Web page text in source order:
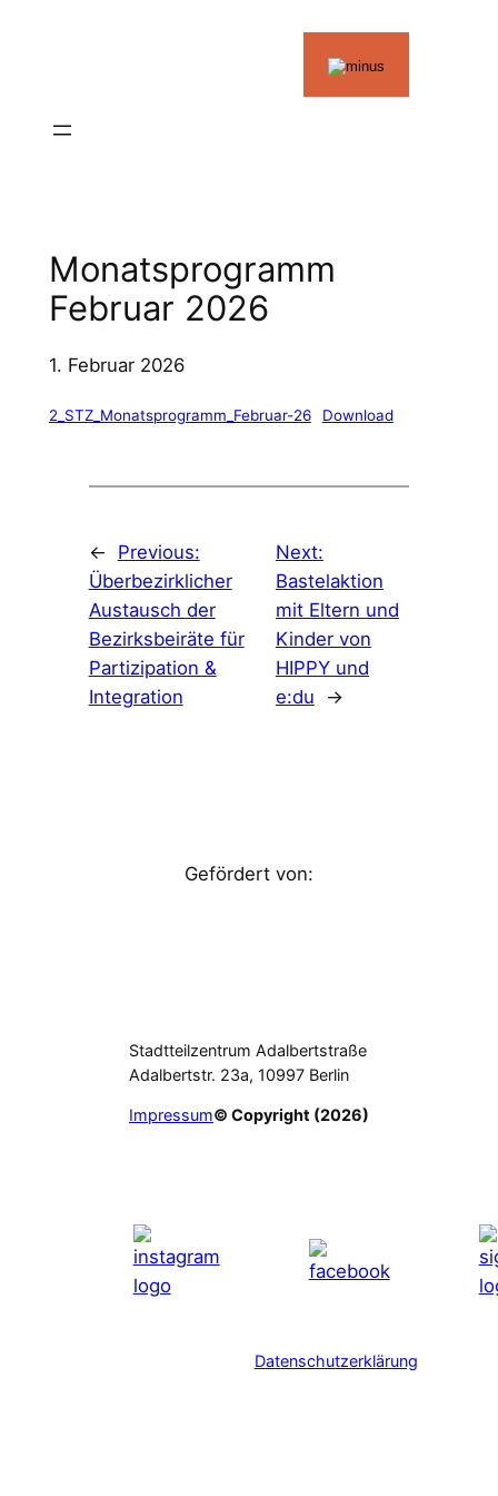
Monatsprogramm
Februar 2026
1. Februar 2026
2_STZ_Monatsprogramm_Februar-26 Download
←
Previous:
Überbezirklicher
Austausch der
Bezirksbeiräte für
Partizipation &
Integration
Next:
Bastelaktion
mit Eltern und
Kinder von
HIPPY und
e:du
→
Gefördert von:
Stadtteilzentrum Adalbertstraße
Adalbertstr. 23a, 10997 Berlin
Impressum© Copyright (2026)
Datenschutzerklärung